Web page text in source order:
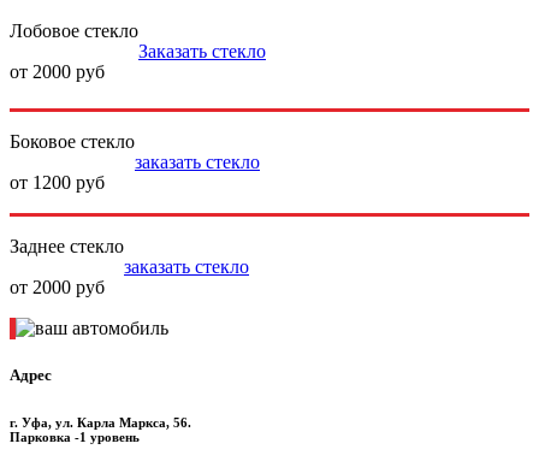
Лобовое стекло
от 2000 руб
Заказать стекло
Боковое стекло
от 1200 руб
заказать стекло
Заднее стекло
от 2000 руб
заказать стекло
Адрес
г. Уфа, ул. Карла Маркса, 56.
Парковка -1 уровень